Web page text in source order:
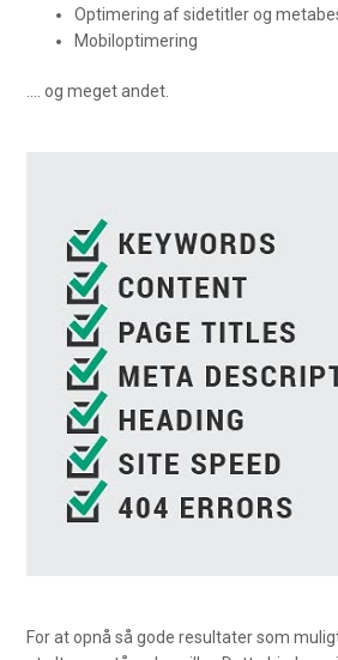
Optimering af sidetitler og
Mobiloptimering
…. og meget andet.
For at opnå så gode resultater som